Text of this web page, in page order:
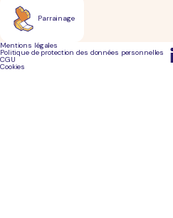
Parrainage
Mentions légales
Politique de protection des données personnelles
CGU
Cookies